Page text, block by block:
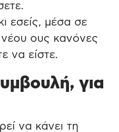
εσείς, μέσα σε
ους κανόνες
να είστε.
για
να κάνει τη